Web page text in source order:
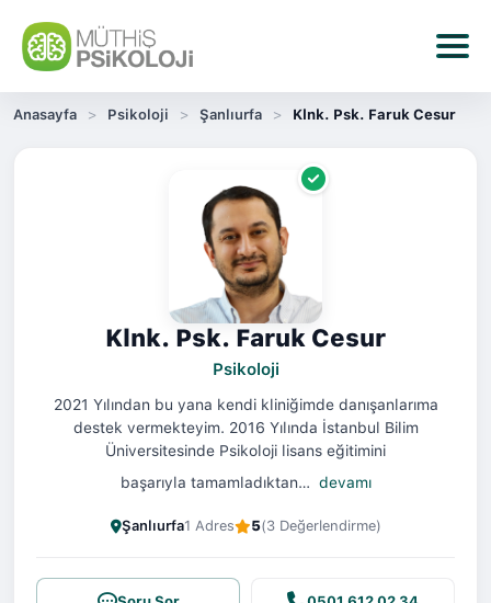
Anasayfa Psikoloji Şanlıurfa Klnk. Psk. Faruk Cesur
Klnk. Psk. Faruk Cesur
Psikoloji
2021 Yılından bu yana kendi kliniğimde danışanlarıma
destek vermekteyim. 2016 Yılında İstanbul Bilim
Üniversitesinde Psikoloji lisans eğitimini
başarıyla tamamladıktan… devamı
Şanlıurfa1 Adres 5(3 Değerlendirme)